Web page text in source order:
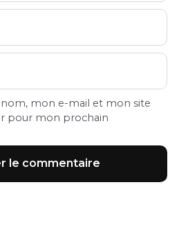
mon e-mail et mon site
pour mon prochain